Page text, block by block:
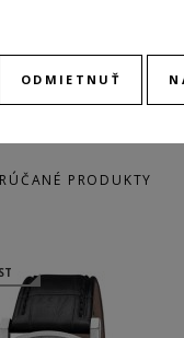
PRODUKTY
ODMIETNUŤ